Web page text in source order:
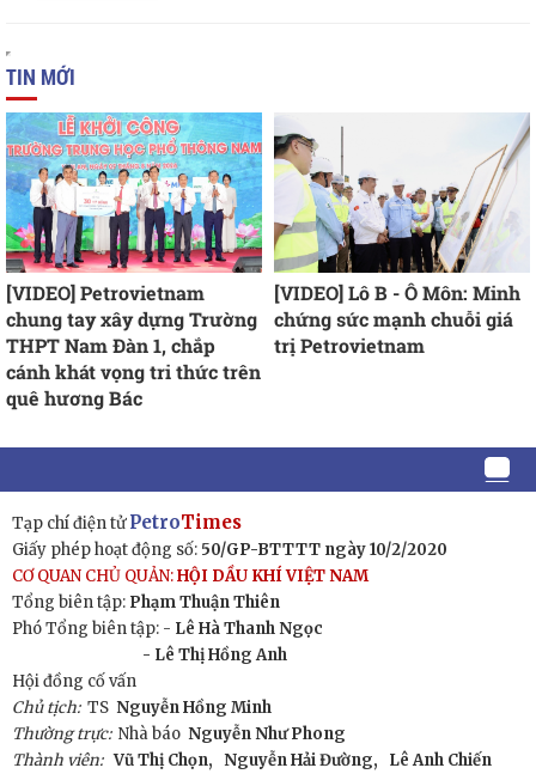
TIN MỚI
[VIDEO] Petrovietnam
chung tay xây dựng Trường
THPT Nam Đàn 1, chắp
cánh khát vọng tri thức trên
quê hương Bác
[VIDEO] Lô B - Ô Môn: Minh
chứng sức mạnh chuỗi giá
trị Petrovietnam
Tạp chí điện tửPetroTimes
Giấy phép hoạt động số: 50/GP-BTTTT ngày 10/2/2020
CƠ QUAN CHỦ QUẢN:HỘI DẦU KHÍ VIỆT NAM
Tổng biên tập: Phạm Thuận Thiên
Phó Tổng biên tập: - Lê Hà Thanh Ngọc
- Lê Thị Hồng Anh
Hội đồng cố vấn
Chủ tịch:TS Nguyễn Hồng Minh
Thường trực: Nhà báo Nguyễn Như Phong
Thành viên: Vũ Thị Chọn, Nguyễn Hải Đường, Lê Anh Chiến